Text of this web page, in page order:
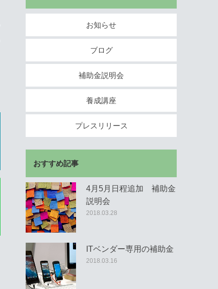
お知らせ
ブログ
補助金説明会
養成講座
プレスリリース
おすすめ記事
4月5月日程追加 補助金
説明会
2018.03.28
ITベンダー専用の補助金
2018.03.16